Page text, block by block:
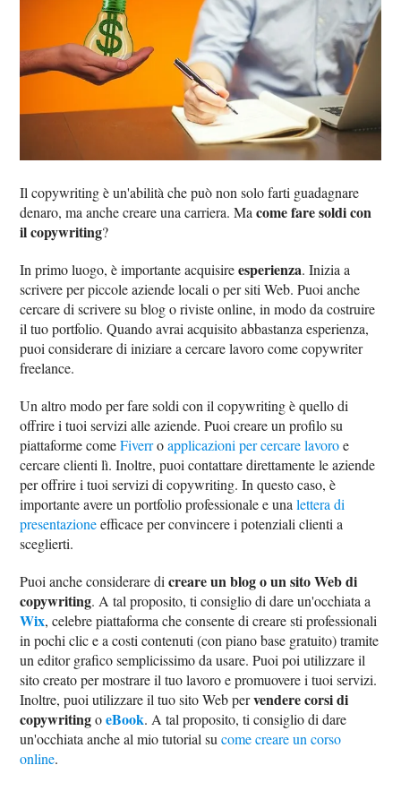
Il copywriting è un'abilità che può non solo farti guadagnare
denaro, ma anche creare una carriera. Macome fare soldi con
il copywriting?
In primo luogo, è importante acquisireesperienza. Inizia a
scrivere per piccole aziende locali o per siti Web. Puoi anche
cercare di scrivere su blog o riviste online, in modo da costruire
il tuo portfolio. Quando avrai acquisito abbastanza esperienza,
puoi considerare di iniziare a cercare lavoro come copywriter
freelance.
Un altro modo per fare soldi con il copywriting è quello di
offrire i tuoi servizi alle aziende. Puoi creare un profilo su
piattaforme comeFiverroapplicazioni per cercare lavoroe
cercare clienti lì. Inoltre, puoi contattare direttamente le aziende
per offrire i tuoi servizi di copywriting. In questo caso, è
importante avere un portfolio professionale e unalettera di
presentazioneefficace per convincere i potenziali clienti a
sceglierti.
Puoi anche considerare dicreare un blog o un sito Web di
copywriting. A tal proposito, ti consiglio di dare un'occhiata a
Wix, celebre piattaforma che consente di creare sti professionali
in pochi clic e a costi contenuti (con piano base gratuito) tramite
un editor grafico semplicissimo da usare. Puoi poi utilizzare il
sito creato per mostrare il tuo lavoro e promuovere i tuoi servizi.
Inoltre, puoi utilizzare il tuo sito Web pervendere corsi di
copywritingoeBook. A tal proposito, ti consiglio di dare
un'occhiata anche al mio tutorial sucome creare un corso
online.